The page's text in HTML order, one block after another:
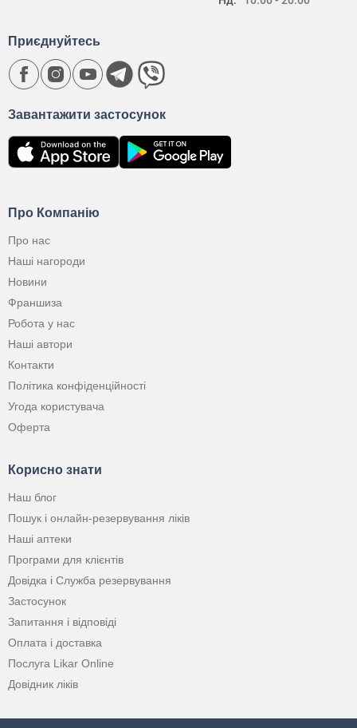
Про Компанію
Про нас
Наші нагороди
Новини
Франшиза
Робота у нас
Наші автори
Контакти
Політика конфіденційності
Угода користувача
Оферта
Корисно знати
Наш блог
Пошук і онлайн-резервування ліків
Наші аптеки
Програми для клієнтів
Довідка і Служба резервування
Застосунок
Запитання і відповіді
Оплата і доставка
Послуга Likar Online
Довідник ліків
Завантажити застосунок
Приєднуйтесь